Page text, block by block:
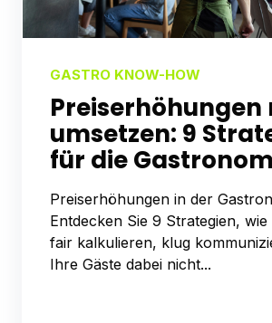
GASTRO KNOW-HOW
umsetzen: 9
für die
Preiserhöhungen in der
Entdecken Sie 9 Strategien, wie
fair kalkulieren, klug
Ihre Gäste dabei nicht...